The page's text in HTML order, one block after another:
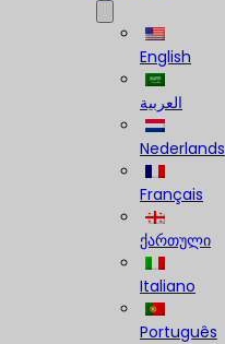
English
العربية
Nederlands
Français
ქართული
Italiano
Português